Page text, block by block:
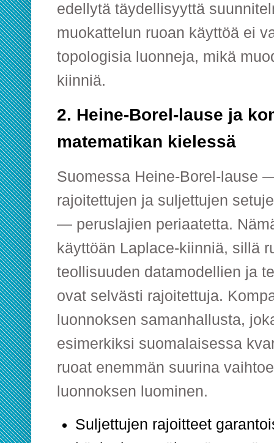
edellytä täydellisyyttä
muokattelun ruoan käyttöä ei
topologisia luonneja, mikä
kiinniä.
2. Heine-Borel-lause ja
matematikan kielessä
Suomessa Heine-Borel-lause
rajoitettujen ja suljettujen
— peruslajien periaatetta.
käyttöän Laplace-kiinniä, sillä
teollisuuden datamodellien ja
ovat selvästi rajoitettuja.
luonnoksen samanhallusta,
esimerkiksi suomalaisessa
ruoat enemmän suurina
luonnoksen luominen.
Suljettujen rajoitteet